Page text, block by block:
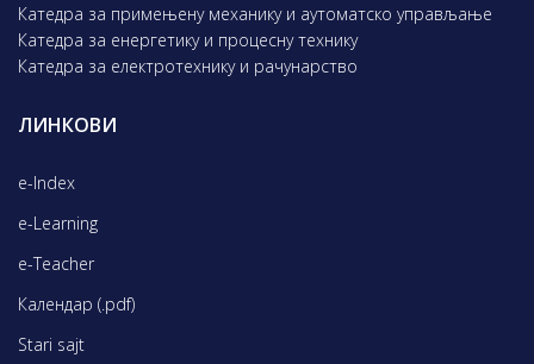
Катедра за примењену механику и аутоматско управљање
Катедра за енергетику и процесну технику
Катедра за електротехнику и рачунарство
ЛИНКОВИ
e-Index
e-Learning
e-Teacher
Календар (.pdf)
Stari sajt